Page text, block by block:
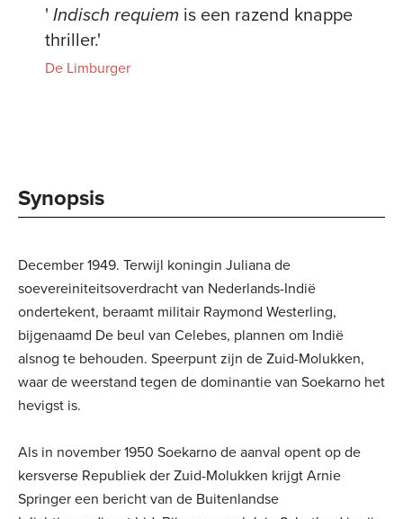
' Indisch requiem is een razend knappe
thriller.'
De Limburger
Synopsis
December 1949. Terwijl koningin Juliana de
soevereiniteitsoverdracht van Nederlands-Indië
ondertekent, beraamt militair Raymond Westerling,
bijgenaamd De beul van Celebes, plannen om Indië
alsnog te behouden. Speerpunt zijn de Zuid-Molukken,
waar de weerstand tegen de dominantie van Soekarno het
hevigst is.
Als in november 1950 Soekarno de aanval opent op de
kersverse Republiek der Zuid-Molukken krijgt Arnie
Springer een bericht van de Buitenlandse